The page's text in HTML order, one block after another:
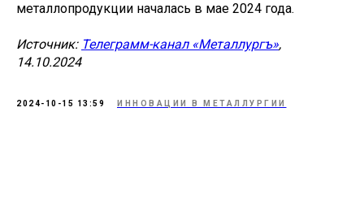
металлопродукции началась в мае 2024 года.
Источник: Телеграмм-канал «Металлургъ»,
14.10.2024
2024-10-15 13:59 ИННОВАЦИИ В МЕТАЛЛУРГИИ